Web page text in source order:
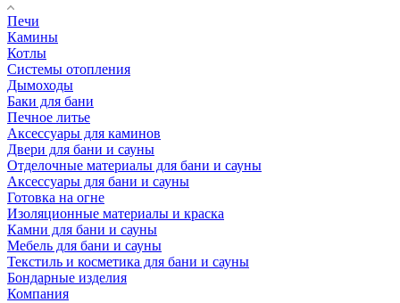
Печи
Камины
Котлы
Системы отопления
Дымоходы
Баки для бани
Печное литье
Аксессуары для каминов
Двери для бани и сауны
Отделочные материалы для бани и сауны
Аксессуары для бани и сауны
Готовка на огне
Изоляционные материалы и краска
Камни для бани и сауны
Мебель для бани и сауны
Текстиль и косметика для бани и сауны
Бондарные изделия
Компания